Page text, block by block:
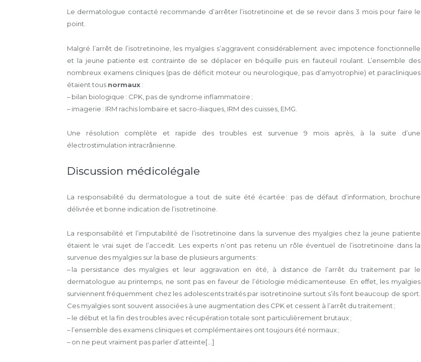
Le dermatologue contacté recommande d’arrêter l’isotretinoïne et de se revoir dans 3 mois pour faire le
point.
Malgré l’arrêt de l’isotretinoïne, les myalgies s’aggravent considérablement avec impotence fonctionnelle
et la jeune patiente est contrainte de se déplacer en béquille puis en fauteuil roulant. L’ensemble des
nombreux examens cliniques (pas de déficit moteur ou neurologique, pas d’amyotrophie) et paracliniques
étaient tous normaux:
– bilan biologique : CPK, pas de syndrome inflammatoire ;
– imagerie : IRM rachis lombaire et sacro-iliaques, IRM des cuisses, EMG.
Une résolution complète et rapide des troubles est survenue 9 mois après, à la suite d’une
électrostimulation intra­crânienne.
Discussion médicolégale
La responsabilité du dermatologue a tout de suite été écartée : pas de défaut d’information, brochure
délivrée et bonne indication de l’isotretinoïne.
La responsabilité et l’imputabilité de l’isotretinoïne dans la survenue des myalgies chez la jeune patiente
étaient le vrai sujet de l’accedit. Les experts n’ont pas retenu un rôle éventuel de l’isotretinoïne dans la
survenue des myalgies sur la base de plusieurs arguments :
– la persistance des myalgies et leur aggravation en été, à distance de l’arrêt du traitement par le
dermatologue au printemps, ne sont pas en faveur de l’étiologie médicamenteuse. En effet, les myalgies
surviennent fréquemment chez les adolescents traités par isotretinoïne surtout s’ils font beaucoup de sport.
Ces myalgies sont souvent associées à une augmentation des CPK et cessent à l’arrêt du traitement ;
– le début et la fin des troubles avec récupération totale sont particulièrement brutaux ;
– l’ensemble des examens cliniques et complémentaires ont toujours été normaux ;
– on ne peut vraiment pas parler d’atteinte[...]